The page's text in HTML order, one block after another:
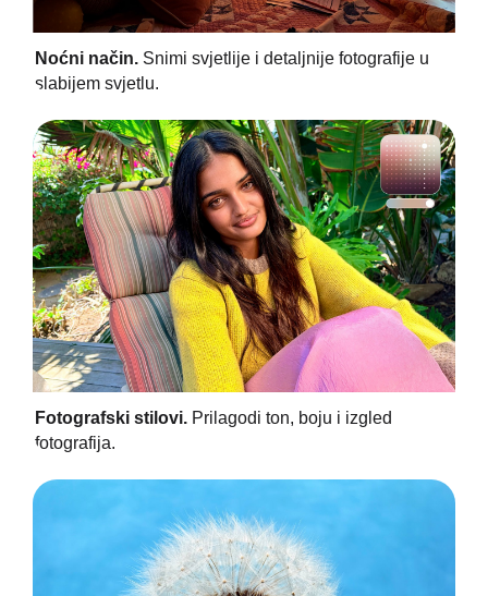
Noćni način. Snimi svjetlije i detaljnije fotografije u
slabijem svjetlu.
Fotografski stilovi. Prilagodi ton, boju i izgled
fotografija.